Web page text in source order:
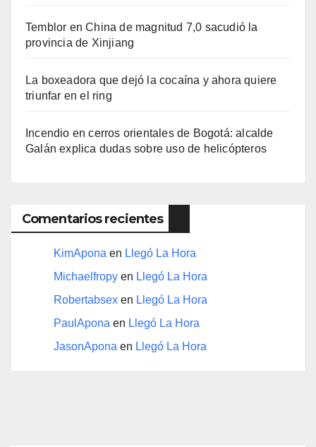
Temblor en China de magnitud 7,0 sacudió la
provincia de Xinjiang
La boxeadora que dejó la cocaína y ahora quiere
triunfar en el ring​
Incendio en cerros orientales de Bogotá: alcalde
Galán explica dudas sobre uso de helicópteros
Comentarios recientes
KimApona en Llegó La Hora
Michaelfropy en Llegó La Hora
Robertabsex en Llegó La Hora
PaulApona en Llegó La Hora
JasonApona en Llegó La Hora